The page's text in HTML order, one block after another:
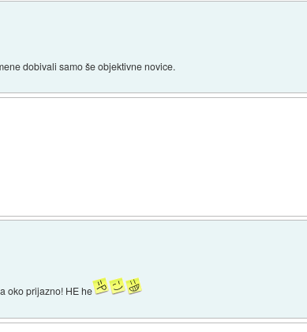
dobivali samo še objektivne novice.
oko prijazno! HE he